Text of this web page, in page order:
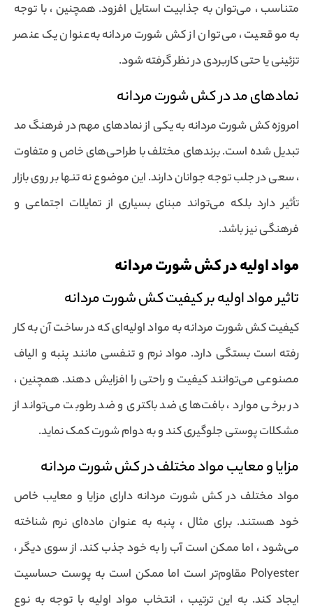
متناسب ، می‌توان به جذابیت استایل افزود. همچنین ، با توجه
به موقعیت ، می‌توان از کش شورت مردانه به‌عنوان یک عنصر
تزئینی یا حتی کاربردی در نظر گرفته شود.
نمادهای مد در کش شورت مردانه
امروزه کش شورت مردانه به یکی از نمادهای مهم در فرهنگ مد
تبدیل شده است. برندهای مختلف با طراحی‌های خاص و متفاوت
، سعی در جلب توجه جوانان دارند. این موضوع نه تنها بر روی بازار
تأثیر دارد بلکه می‌تواند مبنای بسیاری از تمایلات اجتماعی و
فرهنگی نیز باشد.
مواد اولیه در کش شورت مردانه
تاثیر مواد اولیه بر کیفیت کش شورت مردانه
کیفیت کش شورت مردانه به مواد اولیه‌ای که در ساخت آن به کار
رفته است بستگی دارد. مواد نرم و تنفسی مانند پنبه و الیاف
مصنوعی می‌توانند کیفیت و راحتی را افزایش دهند. همچنین ،
در برخی موارد ، بافت‌های ضد باکتری و ضد رطوبت می‌تواند از
مشکلات پوستی جلوگیری کند و به دوام شورت کمک نماید.
مزایا و معایب مواد مختلف در کش شورت مردانه
مواد مختلف در کش شورت مردانه دارای مزایا و معایب خاص
خود هستند. برای مثال ، پنبه به عنوان ماده‌ای نرم شناخته
می‌شود ، اما ممکن است آب را به خود جذب کند. از سوی دیگر ،
Polyester مقاوم‌تر است اما ممکن است به پوست حساسیت
ایجاد کند. به این ترتیب ، انتخاب مواد اولیه با توجه به نوع